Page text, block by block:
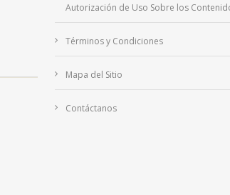
Autorización de Uso Sobre los
Términos y Condiciones
Mapa del Sitio
Contáctanos